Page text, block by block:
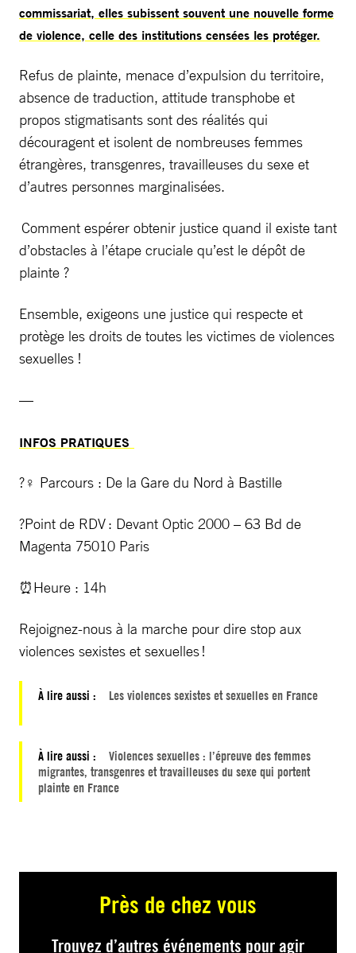
commissariat, elles subissent souvent une nouvelle forme
de violence, celle des institutions censées les protéger.
Refus de plainte, menace d’expulsion du territoire,
absence de traduction, attitude transphobe et
propos stigmatisants sont des réalités qui
découragent et isolent de nombreuses femmes
étrangères, transgenres, travailleuses du sexe et
d’autres personnes marginalisées.
Comment espérer obtenir justice quand il existe tant
d’obstacles à l’étape cruciale qu’est le dépôt de
plainte ?
Ensemble, exigeons une justice qui respecte et
protège les droits de toutes les victimes de violences
sexuelles !
—
INFOS PRATIQUES
?‍♀️ Parcours : De la Gare du Nord à Bastille
?Point de RDV : Devant Optic 2000 – 63 Bd de
Magenta 75010 Paris
⏰Heure : 14h
Rejoignez-nous à la marche pour dire stop aux
violences sexistes et sexuelles !
À lire aussi : Les violences sexistes et sexuelles en France
À lire aussi :
Violences sexuelles : l’épreuve des femmes
migrantes, transgenres et travailleuses du sexe qui portent
plainte en France
Près de chez vous
Trouvez d’autres événements pour agir